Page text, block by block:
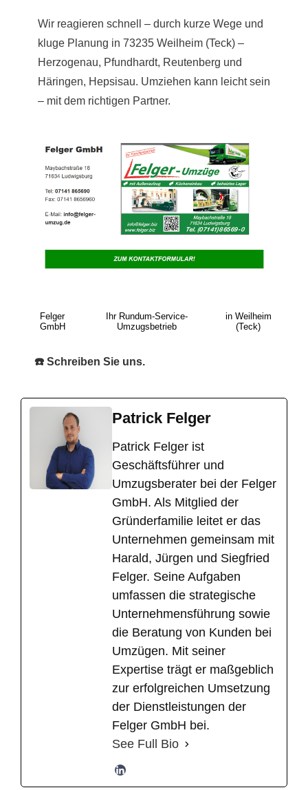
Wir reagieren schnell – durch kurze Wege und
kluge Planung in 73235 Weilheim (Teck) –
Herzogenau, Pfundhardt, Reutenberg und
Häringen, Hepsisau. Umziehen kann leicht sein
– mit dem richtigen Partner.
Felger
GmbH
Ihr Rundum-Service-
Umzugsbetrieb
in Weilheim
(Teck)
☎️ Schreiben Sie uns.
Patrick Felger
​Patrick Felger ist
Geschäftsführer und
Umzugsberater bei der Felger
GmbH. Als Mitglied der
Gründerfamilie leitet er das
Unternehmen gemeinsam mit
Harald, Jürgen und Siegfried
Felger. Seine Aufgaben
umfassen die strategische
Unternehmensführung sowie
die Beratung von Kunden bei
Umzügen. Mit seiner
Expertise trägt er maßgeblich
zur erfolgreichen Umsetzung
der Dienstleistungen der
Felger GmbH bei.
See Full Bio